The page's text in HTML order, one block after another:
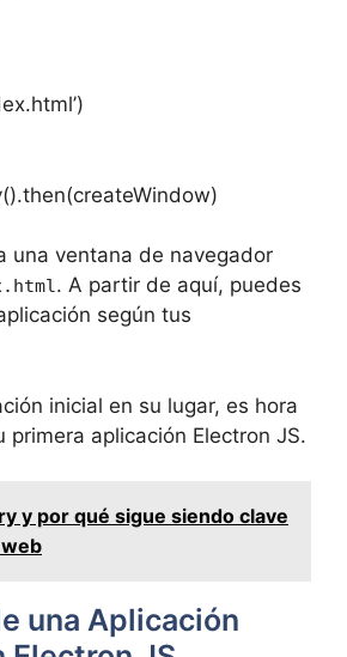
una ventana de navegador
. A partir de aquí, puedes
según tus
inicial en su lugar, es hora
primera aplicación Electron JS.
y por qué sigue siendo clave
una Aplicación